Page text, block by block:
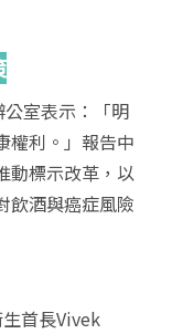
室表示：「明
權利。」報告中
動標示改革，以
飲酒與癌症風險
首長Vivek